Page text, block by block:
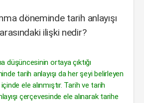
döneminde tarih anlayışı
arasındaki ilişki nedir?
düşüncesinin ortaya çıktığı
tarih anlayışı da her şeyi belirleyen
içinde ele alınmıştır. Tarih ve tarih
çerçevesinde ele alınarak tarihe